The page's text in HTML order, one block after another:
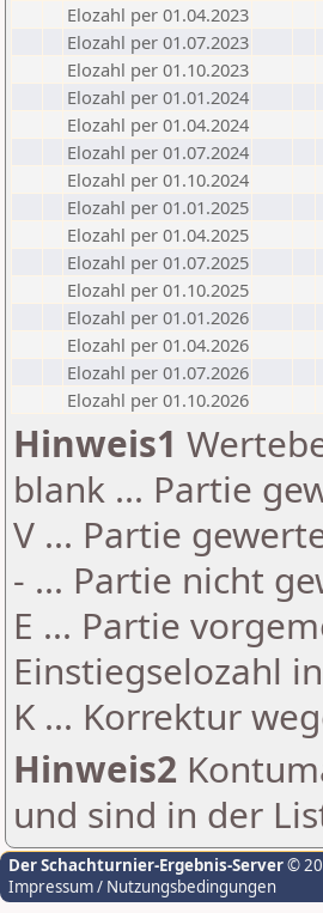
Elozahl per 01.04.2023
Elozahl per 01.07.2023
Elozahl per 01.10.2023
Elozahl per 01.01.2024
Elozahl per 01.04.2024
Elozahl per 01.07.2024
Elozahl per 01.10.2024
Elozahl per 01.01.2025
Elozahl per 01.04.2025
Elozahl per 01.07.2025
Elozahl per 01.10.2025
Elozahl per 01.01.2026
Elozahl per 01.04.2026
Elozahl per 01.07.2026
Elozahl per 01.10.2026
Hinweis1
blank ... Partie
V ... Partie
- ... Partie nicht
E ... Partie
Einstiegselozahl
K ... Korrektur
Hinweis2
und sind in der
Der Schachturnier-Ergebnis-Server©
Impressum / Nutzungsbedingungen